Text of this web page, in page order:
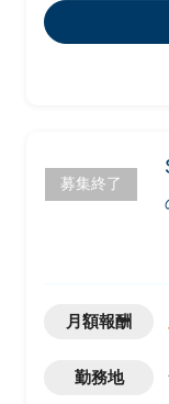
募集終了
月額報酬
勤務地